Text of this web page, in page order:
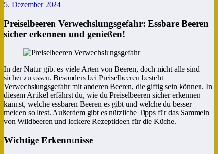
5. Dezember 2024
Preiselbeeren Verwechslungsgefahr: Essbare Beeren
sicher erkennen und genießen!
In der Natur gibt es viele Arten von Beeren, doch nicht alle sind
sicher zu essen. Besonders bei Preiselbeeren besteht
Verwechslungsgefahr mit anderen Beeren, die giftig sein können. In
diesem Artikel erfährst du, wie du Preiselbeeren sicher erkennen
kannst, welche essbaren Beeren es gibt und welche du besser
meiden solltest. Außerdem gibt es nützliche Tipps für das Sammeln
von Wildbeeren und leckere Rezeptideen für die Küche.
Wichtige Erkenntnisse